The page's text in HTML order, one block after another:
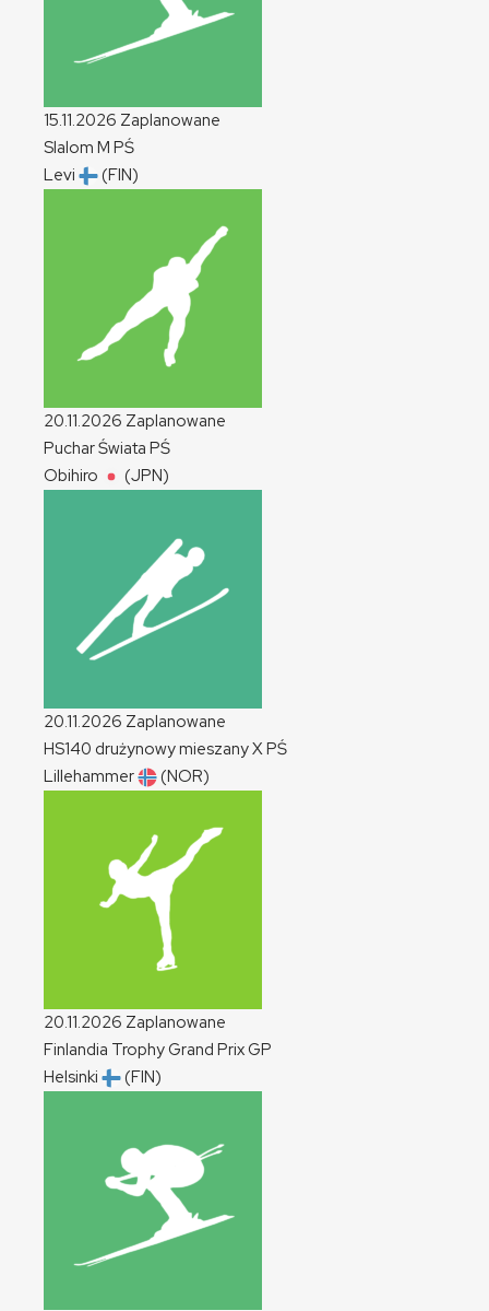
15.11.2026 Zaplanowane
Slalom M PŚ
Levi
(FIN)
20.11.2026 Zaplanowane
Puchar Świata PŚ
Obihiro
(JPN)
20.11.2026 Zaplanowane
HS140 drużynowy mieszanyXPŚ
Lillehammer
(NOR)
20.11.2026 Zaplanowane
Finlandia Trophy Grand PrixGP
Helsinki
(FIN)